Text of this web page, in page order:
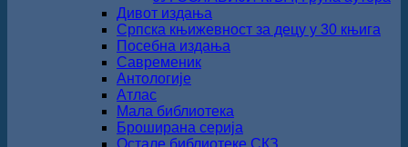
Дивот издања
Српска књижевност за децу у 30 књига
Посебна издања
Савременик
Антологије
Атлас
Мала библиотека
Броширана серија
Остале библиотеке СКЗ